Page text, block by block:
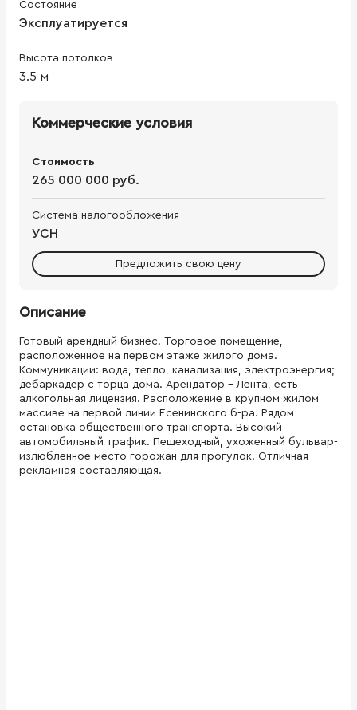
Состояние
Эксплуатируется
Высота потолков
3.5 м
Коммерческие условия
Стоимость
265 000 000 руб.
Система налогообложения
УСН
Предложить свою цену
Описание
Готовый арендный бизнес. Торговое помещение,
расположенное на первом этаже жилого дома.
Коммуникации: вода, тепло, канализация, электроэнергия;
дебаркадер с торца дома. Арендатор - Лента, есть
алкогольная лицензия. Расположение в крупном жилом
массиве на первой линии Есенинского б-ра. Рядом
остановка общественного транспорта. Высокий
автомобильный трафик. Пешеходный, ухоженный бульвар-
излюбленное место горожан для прогулок. Отличная
рекламная составляющая.